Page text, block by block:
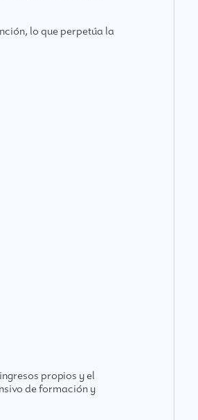
lo que perpetúa la
propios y el
de formación y